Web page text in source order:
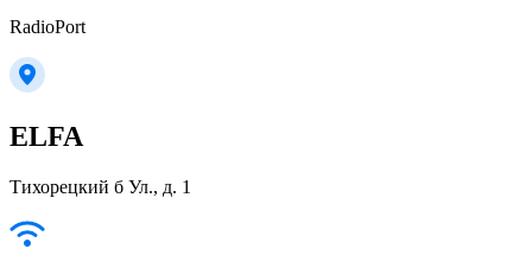
RadioPort
ELFA
Тихорецкий б Ул., д. 1